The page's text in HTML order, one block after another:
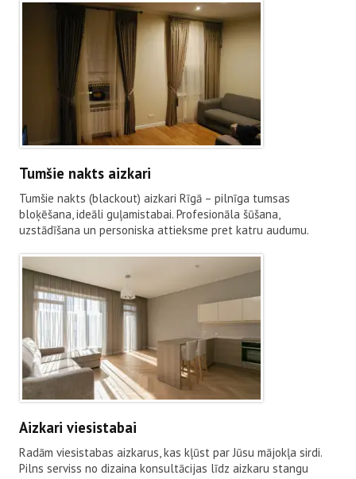
Tumšie nakts aizkari
Tumšie nakts (blackout) aizkari Rīgā – pilnīga tumsas
bloķēšana, ideāli guļamistabai. Profesionāla šūšana,
uzstādīšana un personiska attieksme pret katru audumu.
Aizkari viesistabai
Radām viesistabas aizkarus, kas kļūst par Jūsu mājokļa sirdi.
Pilns serviss no dizaina konsultācijas līdz aizkaru stangu